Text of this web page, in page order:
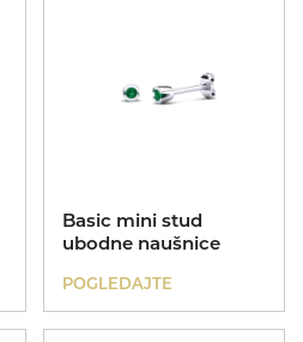
Basic mini stud
ubodne naušnice
POGLEDAJTE